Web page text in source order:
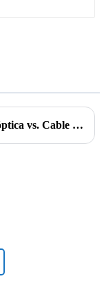
Fibra óptica vs. Cable de fibra óptica: Conozca la diferencia crucial ¿Le confunden &quot;fibra óptica&quot; y &quot;cable de fibra óptica&quot;?